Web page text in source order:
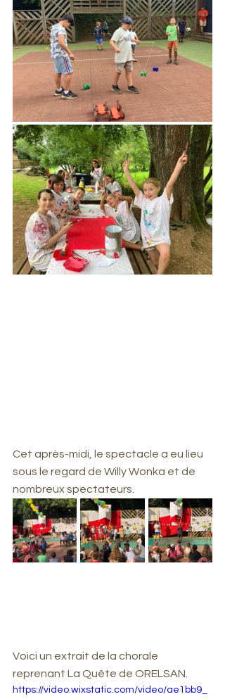
Cet après-midi, le spectacle a eu lieu
sous le regard de Willy Wonka et de
nombreux spectateurs.
Voici un extrait de la chorale
reprenant La Quête de ORELSAN.
https://video.wixstatic.com/video/ae1bb9_